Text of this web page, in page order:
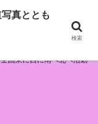
とともに！
国東に西に南へ北へ活動
真ととも
検索